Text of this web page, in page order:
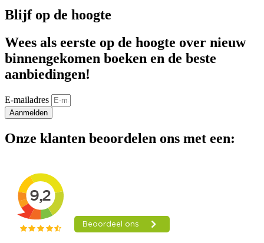
Blijf op de hoogte
Wees als eerste op de hoogte over nieuw
binnengekomen boeken en de beste
aanbiedingen!
E-mailadres
Aanmelden
Onze klanten beoordelen ons met een: